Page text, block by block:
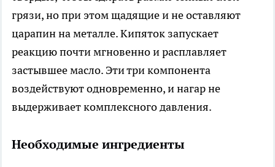
грязи, но при этом щадящие и не оставляют
царапин на металле. Кипяток запускает
реакцию почти мгновенно и расплавляет
застывшее масло. Эти три компонента
воздействуют одновременно, и нагар не
выдерживает комплексного давления.
Необходимые ингредиенты